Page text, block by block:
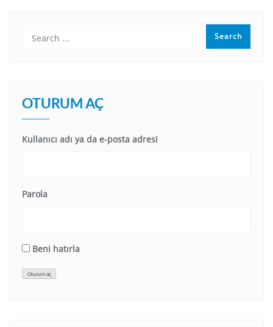
OTURUM AÇ
Kullanıcı adı ya da e-posta adresi
Parola
Beni hatırla
Oturum aç